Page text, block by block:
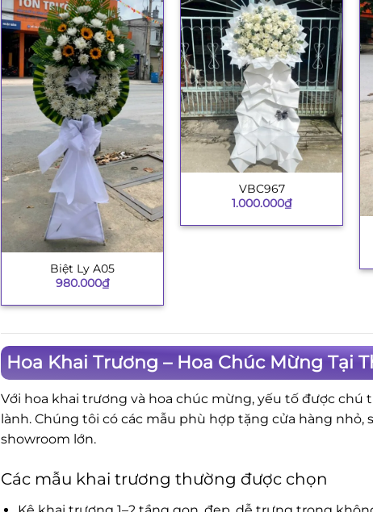
Biệt Ly A05
980.000₫
VBC967
1.000.000₫
Hoa Khai Trương – Hoa Chúc Mừng Tại
Với hoa khai trương và hoa chúc mừng, yếu tố được
lành. Chúng tôi có các mẫu phù hợp tặng cửa hàng
showroom lớn.
Các mẫu khai trương thường được chọn